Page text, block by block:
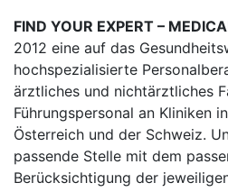
FIND YOUR EXPERT –
2012 eine auf das
hochspezialisierte
ärztliches und nichtärztliches
Führungspersonal an Kliniken
Österreich und der Schweiz.
passende Stelle mit dem
Berücksichtigung der